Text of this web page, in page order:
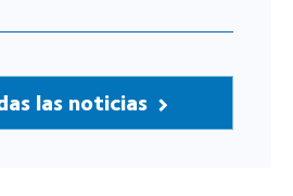
las noticias